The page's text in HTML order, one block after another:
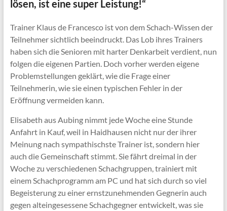
lösen, ist eine super Leistung!“
Trainer Klaus de Francesco ist von dem Schach-Wissen der
Teilnehmer sichtlich beeindruckt. Das Lob ihres Trainers
haben sich die Senioren mit harter Denkarbeit verdient, nun
folgen die eigenen Partien. Doch vorher werden eigene
Problemstellungen geklärt, wie die Frage einer
Teilnehmerin, wie sie einen typischen Fehler in der
Eröffnung vermeiden kann.
Elisabeth aus Aubing nimmt jede Woche eine Stunde
Anfahrt in Kauf, weil in Haidhausen nicht nur der ihrer
Meinung nach sympathischste Trainer ist, sondern hier
auch die Gemeinschaft stimmt. Sie fährt dreimal in der
Woche zu verschiedenen Schachgruppen, trainiert mit
einem Schachprogramm am PC und hat sich durch so viel
Begeisterung zu einer ernstzunehmenden Gegnerin auch
gegen alteingesessene Schachgegner entwickelt, was sie